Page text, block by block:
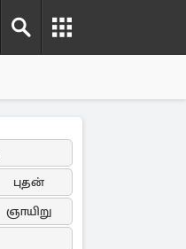
புதன்
ஞாயிறு